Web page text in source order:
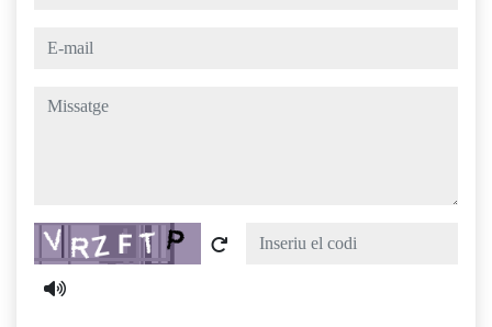
e-mail
missatge
Captcha